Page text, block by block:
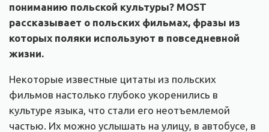
пониманию польской культуры? MOST
рассказывает о польских фильмах, фразы из
которых поляки используют в повседневной
жизни.
Некоторые известные цитаты из польских
фильмов настолько глубоко укоренились в
культуре языка, что стали его неотъемлемой
частью. Их можно услышать на улицу, в автобусе, в